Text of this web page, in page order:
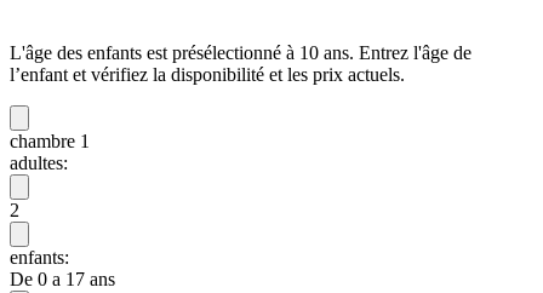
L'âge des enfants est présélectionné à 10 ans. Entrez l'âge de
l’enfant et vérifiez la disponibilité et les prix actuels.
chambre 1
adultes:
2
enfants:
De 0 a 17 ans